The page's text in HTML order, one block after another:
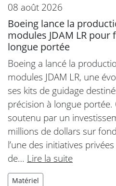
08 août 2026
Boeing lance la
modules JDAM LR
longue portée
Boeing a lancé la
modules JDAM LR, une
ses kits de guidage
précision à longue
soutenu par un
millions de dollars sur
l’une des initiatives
de… Lire la suite
Matériel